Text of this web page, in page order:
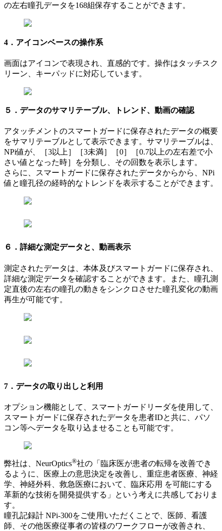
の左右瞳孔データを168組保存することができます。
4．アイコンベースの操作系
画面はアイコンで表現され、直感的です。操作はタッチスク
リーン、キーパッドに対応しています。
５．データのサマリテーブル、トレンド、動画の確認
アタッチメントのスマートガードに保存されたデータの概要
をサマリテーブルとして表示できます。サマリテーブルは、
NPi値が、［3以上］［3未満］［0］［0.7以上の左右差で小
さい値となった時］を分類し、その回数を表示します。
さらに、スマートガードに保存されたデータからから、NPi
値と瞳孔径の経時的なトレンドを表示することができます。
６．詳細な測定データと、動画表示
測定されたデータは、本体及びスマートガードに保存され、
詳細な測定データを確認することができます。また、瞳孔測
定直後の左右の瞳孔の動きをシンクロさせた瞳孔変化の動画
再生が可能です。
7．データの取り出しと利用
オプション機能として、スマートガードリーダを使用して、
スマートガードに保存されたデータを患者IDと共に、パソ
コン等へデータを取り込ませることも可能です。
弊社は、NeurOptics®社の「臨床医が患者の転帰を改善でき
るように、医療上の意思決定を改善し、重症患者医療、神経
学、神経外科、救急医療において、臨床応用 を可能にする
革新的な技術を開発提供する」という考えに共感しておりま
す。
瞳孔記録計 NPi-300をご使用いただくことで、医師、看護
師、その他医療従事者の皆様のワークフローが改善され、